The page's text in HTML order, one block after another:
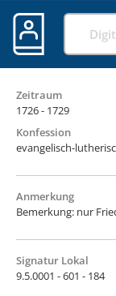
Zeitraum
1726 - 1729
Konfession
evangelisch-
Anmerkung
Bemerkung: nur
Signatur Lokal
9.5.0001 - 601 - 184